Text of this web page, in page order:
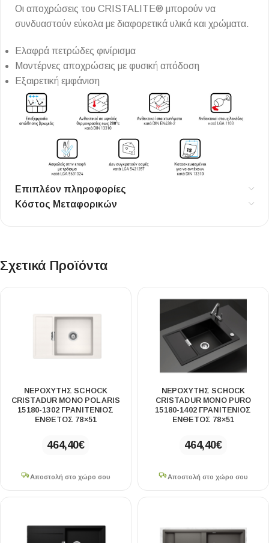
Οι αποχρώσεις του CRISTALITE® μπορούν να
συνδυαστούν εύκολα με διαφορετικά υλικά και χρώματα.
Ελαφρά πετρώδες φινίρισμα
Μοντέρνες αποχρώσεις με φυσική απόδοση
Εξαιρετική εμφάνιση
Επιπλέον πληροφορίες
Κόστος Μεταφορικών
Σχετικά Προϊόντα
ΝΕΡΟΧΥΤΗΣ SCHOCK
CRISTADUR MONO POLARIS
15180-1302 ΓΡΑΝΙΤΕΝΙΟΣ
ΕΝΘΕΤΟΣ 78×51
464,40€
Αποστολή στο χώρο σου
ΝΕΡΟΧΥΤΗΣ SCHOCK
CRISTADUR MONO PURO
15180-1402 ΓΡΑΝΙΤΕΝΙΟΣ
ΕΝΘΕΤΟΣ 78×51
464,40€
Αποστολή στο χώρο σου